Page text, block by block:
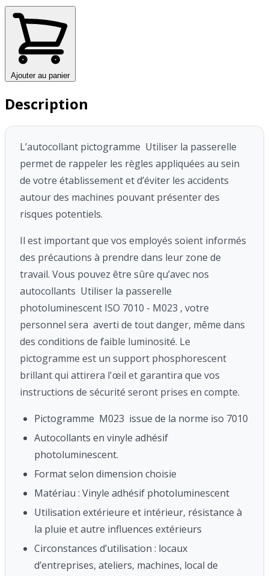
Ajouter au panier
Description
L’autocollant pictogramme Utiliser la passerelle
permet de rappeler les règles appliquées au sein
de votre établissement et d’éviter les accidents
autour des machines pouvant présenter des
risques potentiels.
Il est important que vos employés soient informés
des précautions à prendre dans leur zone de
travail. Vous pouvez être sûre qu’avec nos
autocollants Utiliser la passerelle
photoluminescent ISO 7010 - M023 , votre
personnel sera averti de tout danger, même dans
des conditions de faible luminosité. Le
pictogramme est un support phosphorescent
brillant qui attirera l'œil et garantira que vos
instructions de sécurité seront prises en compte.
Pictogramme M023 issue de la norme iso 7010
Autocollants en vinyle adhésif
photoluminescent.
Format selon dimension choisie
Matériau : Vinyle adhésif photoluminescent
Utilisation extérieure et intérieur, résistance à
la pluie et autre influences extérieurs
Circonstances d’utilisation : locaux
d’entreprises, ateliers, machines, local de